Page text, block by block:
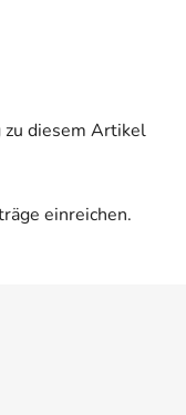
zu diesem Artikel
einreichen.